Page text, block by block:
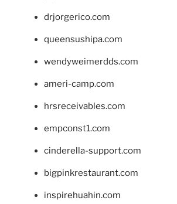
drjorgerico.com
queensushipa.com
wendyweimerdds.com
ameri-camp.com
hrsreceivables.com
empconst1.com
cinderella-support.com
bigpinkrestaurant.com
inspirehuahin.com